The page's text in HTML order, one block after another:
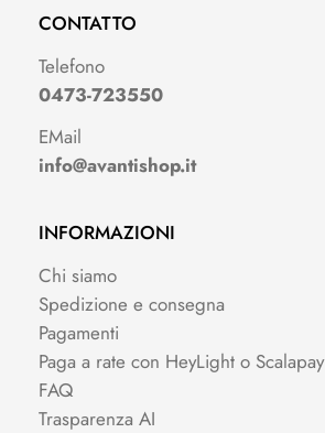
CONTATTO
Telefono
0473-723550
EMail
info@avantishop.it
INFORMAZIONI
Chi siamo
Spedizione e consegna
Pagamenti
Paga a rate con HeyLight o Scalapay
FAQ
Trasparenza AI